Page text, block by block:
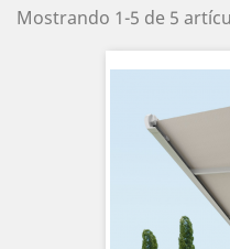
Mostrando 1-5 de 5